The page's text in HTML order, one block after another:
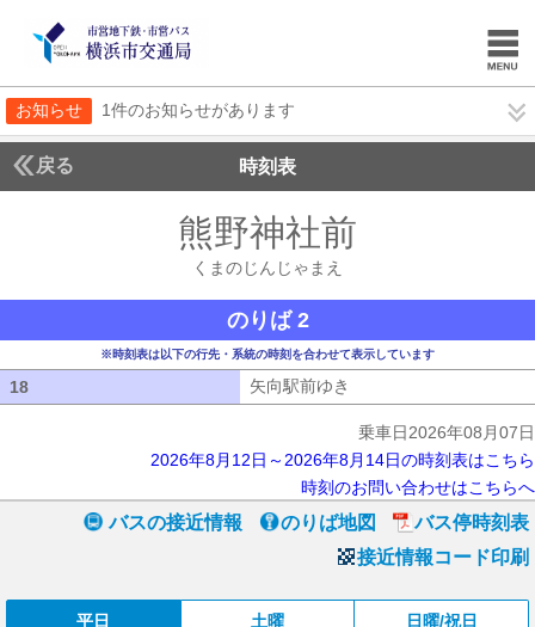
お知らせ 1件のお知らせがあります
戻る 時刻表
熊野神社前
くまのじんじゃまえ
のりば 2
※時刻表は以下の行先・系統の時刻を合わせて表示しています
18 矢向駅前ゆき
乗車日2026年08月07日
2026年8月12日～2026年8月14日の時刻表はこちら
時刻のお問い合わせはこちらへ
バスの接近情報 のりば地図
バス停時刻表
接近情報コード印刷
平日 土曜 日曜/祝日